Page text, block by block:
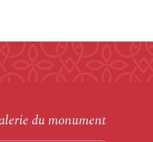
du monument